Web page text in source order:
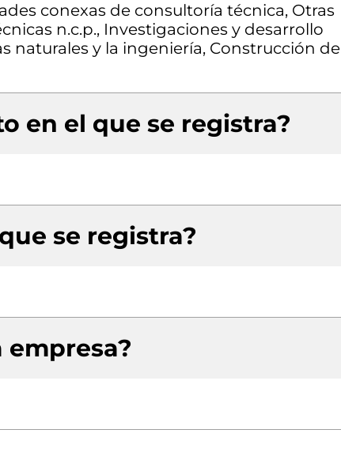
conexas de consultoría técnica, Otras
n.c.p., Investigaciones y desarrollo
naturales y la ingeniería, Construcción de
en el que se registra?
se registra?
empresa?